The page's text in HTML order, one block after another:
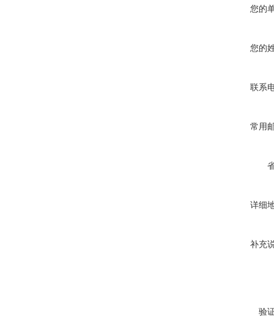
您的
您的
联系
常用
详细
补充
验